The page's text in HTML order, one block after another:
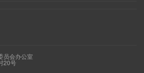
员会办公室
20号